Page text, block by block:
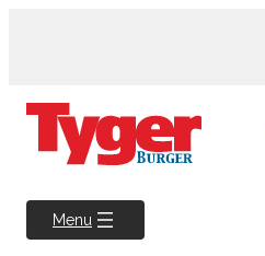
Menu